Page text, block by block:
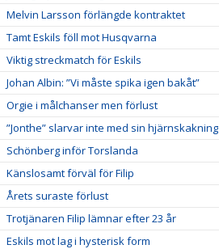
Melvin Larsson förlängde kontraktet
Tamt Eskils föll mot Husqvarna
Viktig streckmatch för Eskils
Johan Albin: ”Vi måste spika igen bakåt”
Orgie i målchanser men förlust
”Jonthe” slarvar inte med sin hjärnskakning
Schönberg inför Torslanda
Känslosamt förväl för Filip
Årets suraste förlust
Trotjänaren Filip lämnar efter 23 år
Eskils mot lag i hysterisk form